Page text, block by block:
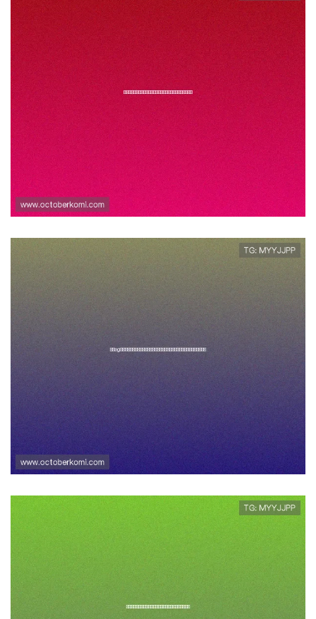
详细步骤解析问鼎真人手机版下载安
装流程及常见问题解决方案
西甲ag官网提供的实时比分、赛程
安排和比赛回放功能让足球迷随时掌
握最新比赛信息